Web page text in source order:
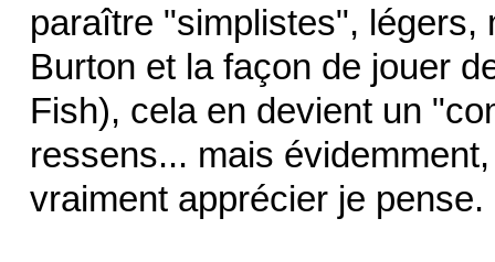
paraître "simplistes", légers,
Burton et la façon de jouer
Fish), cela en devient un
ressens... mais
vraiment apprécier je pense.